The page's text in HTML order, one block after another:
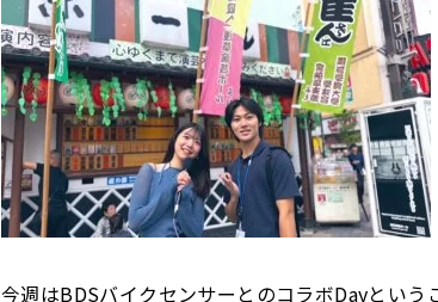
今週はBDSバイクセンサーとのコラボDayという